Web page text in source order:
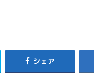
シェア